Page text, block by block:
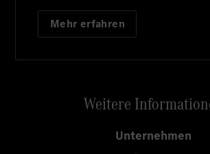
Mehr erfahren
Weitere
Unternehmen